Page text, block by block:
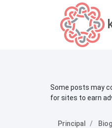
Some posts may
for sites to earn
Principal